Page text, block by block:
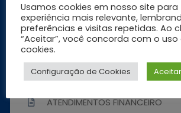
FINANCEIRO
ATENDIMENTOS FINANCEIRO
Usamos cookies em nosso site para
experiência mais relevante,
preferências e visitas repetidas. Ao
“Aceitar”, você concorda com o uso
cookies.
Configuração de Cookies Aceitar